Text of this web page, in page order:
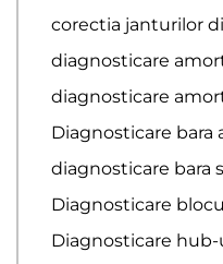
corectia janturilor
diagnosticare
diagnosticare
Diagnosticare bara
diagnosticare bara
Diagnosticare
Diagnosticare hub-